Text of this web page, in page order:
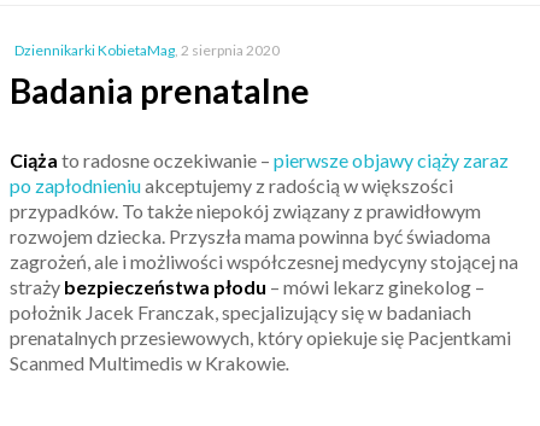
Dziennikarki KobietaMag, 2 sierpnia 2020
Badania prenatalne
Ciąża to radosne oczekiwanie – pierwsze objawy ciąży zaraz
po zapłodnieniuakceptujemy z radością w większości
przypadków. To także niepokój związany z prawidłowym
rozwojem dziecka. Przyszła mama powinna być świadoma
zagrożeń, ale i możliwości współczesnej medycyny stojącej na
straży bezpieczeństwa płodu – mówi lekarz ginekolog –
położnik Jacek Franczak, specjalizujący się w badaniach
prenatalnych przesiewowych, który opiekuje się Pacjentkami
Scanmed Multimedis w Krakowie.